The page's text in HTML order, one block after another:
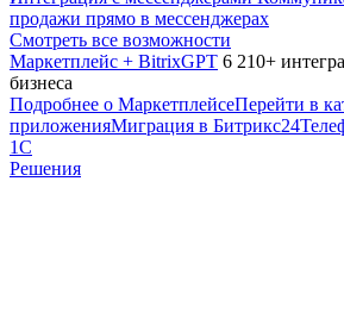
продажи прямо в мессенджерах
Смотреть все возможности
Маркетплейс + BitrixGPT 6 210+
бизнеса
Подробнее о МаркетплейсеПерейти в
приложенияМиграция в Битрикс24
1С
Решения